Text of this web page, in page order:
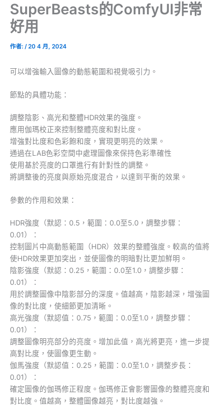
SuperBeasts的ComfyUI非常
好用
作者: /20 4 月, 2024
可以增強輸入圖像的動態範圍和視覺吸引力。
節點的具體功能：
調整陰影、高光和整體HDR效果的強度。
應用伽瑪校正來控制整體亮度和對比度。
增強對比度和色彩飽和度，實現更明亮的效果。
通過在LAB色彩空間中處理圖像來保持色彩準確性
使用基於亮度的口罩進行有針對性的調整。
將調整後的亮度與原始亮度混合，以達到平衡的效果。
參數的作用和效果：
HDR強度（默認：0.5，範圍：0.0至5.0，調整步驟：
0.01）：
控制圖片中高動態範圍（HDR）效果的整體強度。較高的值將
使HDR效果更加突出，並使圖像的明暗對比更加鮮明。
陰影強度（默認：0.25，範圍：0.0至1.0，調整步驟：
0.01）：
用於調整圖像中陰影部分的深度。值越高，陰影越深，增強圖
像的對比度，使細節更加清晰。
高光強度（默認值：0.75，範圍：0.0至1.0，調整步驟：
0.01）：
調整圖像明亮部分的亮度。增加此值，高光將更亮，進一步提
高對比度，使圖像更生動。
伽馬強度（默認值：0.25，範圍：0.0至1.0，調整步長：
0.01）：
確定圖像的伽瑪修正程度。伽瑪修正會影響圖像的整體亮度和
對比度。值越高，整體圖像越亮，對比度越強。